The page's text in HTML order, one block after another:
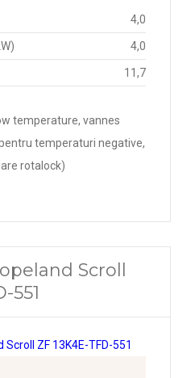
4,0
4,0
11,7
temperature, vannes
temperaturi negative,
rotalock)
Scroll
551